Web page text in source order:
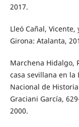
2017.
Lleó Cañal, Vicente,
Girona: Atalanta,
Marchena Hidalgo,
casa sevillana en la
Nacional de
Graciani García,
2000.